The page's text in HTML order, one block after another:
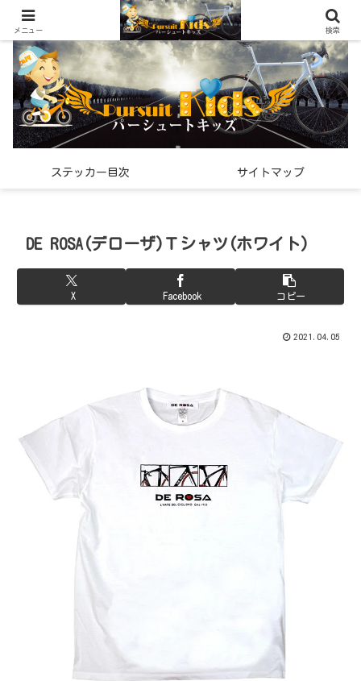
世界中で見つけた「希少なスポーツ雑貨」の紹介メディア
ステッカー目次 サイトマップ
DE ROSA(デローザ)Ｔシャツ(ホワイト)
X Facebook コピー
2021.04.05
メニュー 検索